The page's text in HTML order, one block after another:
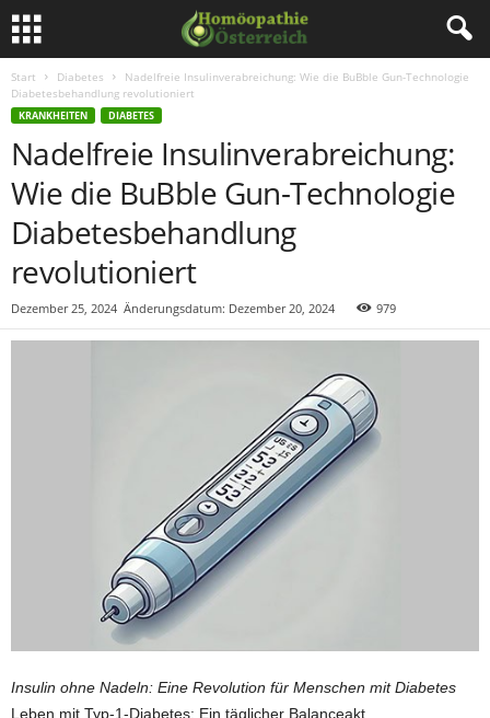
Start Diabetes
Nadelfreie Insulinverabreichung: Wie die BuBble Gun-Technologie
Diabetesbehandlung revolutioniert
KRANKHEITEN DIABETES
Nadelfreie Insulinverabreichung:
Wie die BuBble Gun-Technologie
Diabetesbehandlung
revolutioniert
Dezember 25, 2024 Änderungsdatum: Dezember 20, 2024 979
Insulin ohne Nadeln: Eine Revolution für Menschen mit Diabetes
Leben mit Typ-1-Diabetes: Ein täglicher Balanceakt